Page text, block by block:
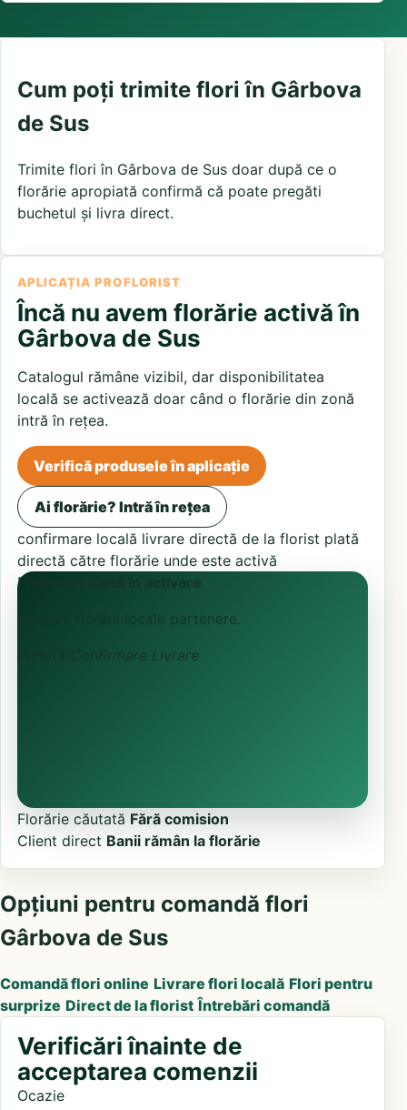
Cum poți trimite flori în Gârbova
de Sus
Trimite flori în Gârbova de Sus doar după ce o
florărie apropiată confirmă că poate pregăti
buchetul și livra direct.
APLICAȚIA PROFLORIST
Încă nu avem florărie activă în
Gârbova de Sus
Catalogul rămâne vizibil, dar disponibilitatea
locală se activează doar când o florărie din zonă
intră în rețea.
Verifică produsele în aplicație
Ai florărie? Intră în rețea
confirmare locală livrare directă de la florist plată
directă către florărie unde este activă
ProFlorist
Zonă în activare
Căutăm florării locale partenere.
Confirmare Livrare
Florărie căutată Fără comision
Client direct Banii rămân la florărie
Opțiuni pentru comandă flori
Gârbova de Sus
Comandă flori online Livrare flori locală Flori pentru
surprize Direct de la florist Întrebări comandă
Verificări înainte de
acceptarea comenzii
Ocazie